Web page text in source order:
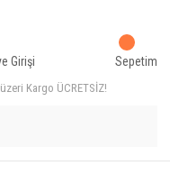
Kargo ÜCRETSİZ!
Girişi Sepetim